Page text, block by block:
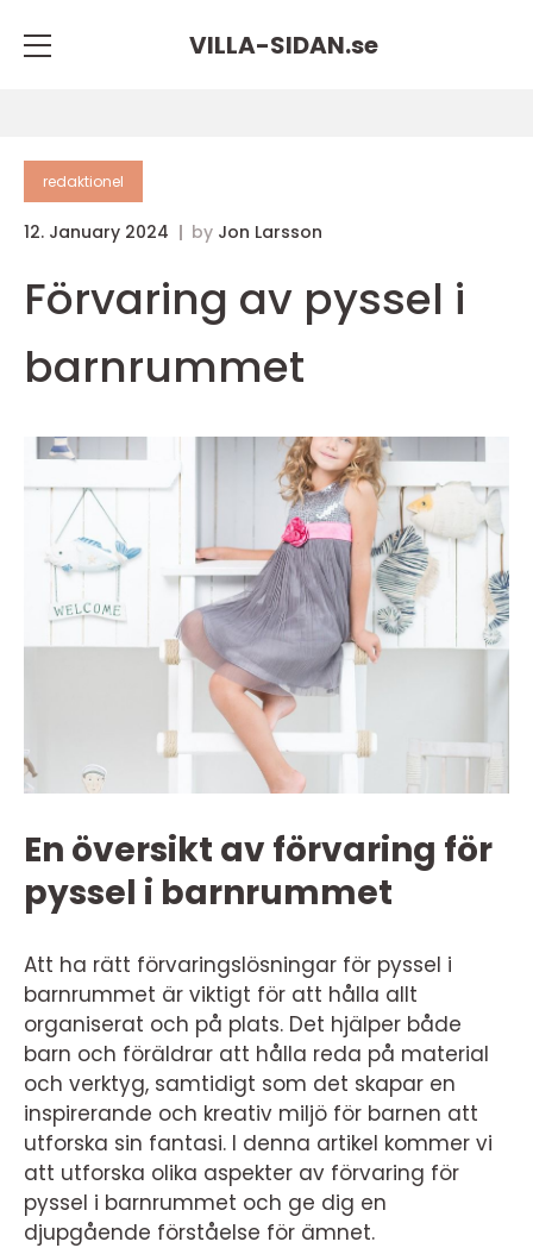
VILLA-SIDAN.se
redaktionel
12. January 2024 by Jon Larsson
Förvaring av pyssel i
barnrummet
En översikt av förvaring för
pyssel i barnrummet
Att ha rätt förvaringslösningar för pyssel i
barnrummet är viktigt för att hålla allt
organiserat och på plats. Det hjälper både
barn och föräldrar att hålla reda på material
och verktyg, samtidigt som det skapar en
inspirerande och kreativ miljö för barnen att
utforska sin fantasi. I denna artikel kommer vi
att utforska olika aspekter av förvaring för
pyssel i barnrummet och ge dig en
djupgående förståelse för ämnet.